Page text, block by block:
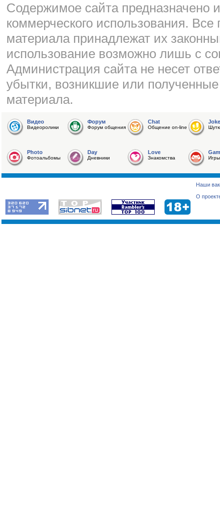
Cодержимое сайта предназначено
коммерческого использования.
материала принадлежат их
использование возможно лишь с
Администрация сайта не несет
убытки, возникшие или
материала.
Видео
Видеоролики
Форум
Форум общения
Chat
Общение on-line
Joke
Photo
Фотоальбомы
Day
Дневники
Love
Знакомства Игры
Наши
О